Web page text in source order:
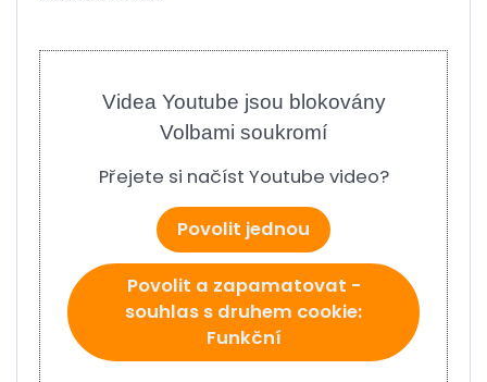
Videa Youtube jsou blokovány
Volbami soukromí
Přejete si načíst Youtube video?
Povolit jednou
Povolit a zapamatovat -
souhlas s druhem cookie:
Funkční